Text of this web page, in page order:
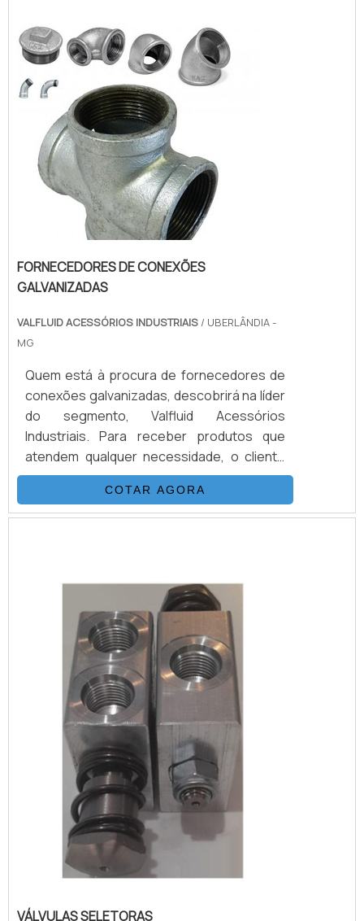
FORNECEDORES DE CONEXÕES
GALVANIZADAS
VALFLUID ACESSÓRIOS INDUSTRIAIS / UBERLÂNDIA -
MG
Quem está à procura de fornecedores de
conexões galvanizadas, descobrirá na líder
do segmento, Valfluid Acessórios
Industriais. Para receber produtos que
atendem qualquer necessidade, o cliente
deve escolher uma organização que se
destaque por um bom suporte pré-venda e
tenha ampla experiência no ramo.Quando a
Industriais o cliente obterá excelente
COTAR AGORA
VÁLVULAS SELETORAS